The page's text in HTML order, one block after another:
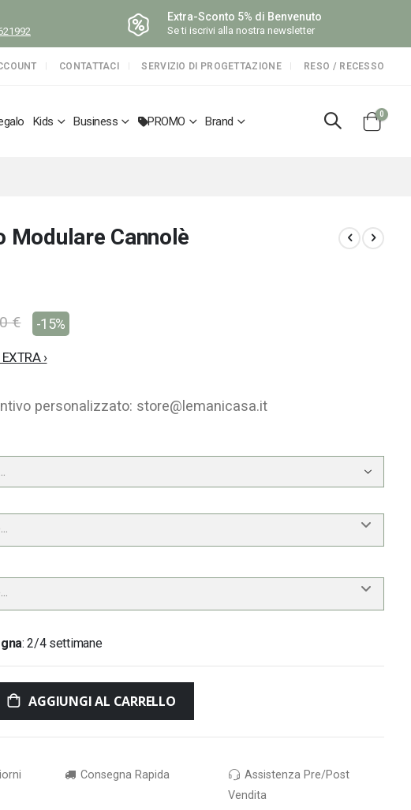
Extra-Sconto 5% di Benvenuto
Se ti iscrivi alla nostra newsletter
CONTATTACI SERVIZIO DI PROGETTAZIONE RESO / RECESSO
Kids Business PROMO Brand
Cart
0
Modulare Cannolè
€ -15%
›
personalizzato: store@lemanicasa.it
:2/4 settimane
AGGIUNGI AL CARRELLO
Consegna Rapida
Assistenza Pre/Post
Vendita